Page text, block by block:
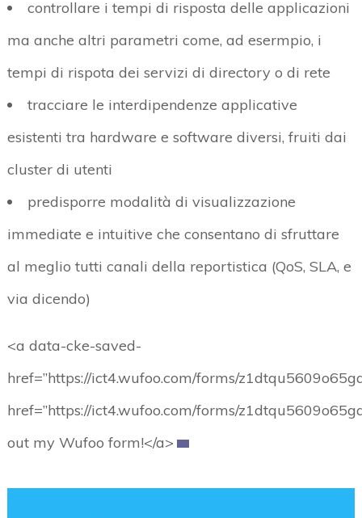
controllare i tempi di risposta delle applicazioni
ma anche altri parametri come, ad esermpio, i
tempi di rispota dei servizi di directory o di rete
tracciare le interdipendenze applicative
esistenti tra hardware e software diversi, fruiti dai
cluster di utenti
predisporre modalità di visualizzazione
immediate e intuitive che consentano di sfruttare
al meglio tutti canali della reportistica (QoS, SLA, e
via dicendo)
<a data-cke-saved-
href=”https://ict4.wufoo.com/forms/
href=”https://ict4.wufoo.com/forms/
out my Wufoo form!</a>